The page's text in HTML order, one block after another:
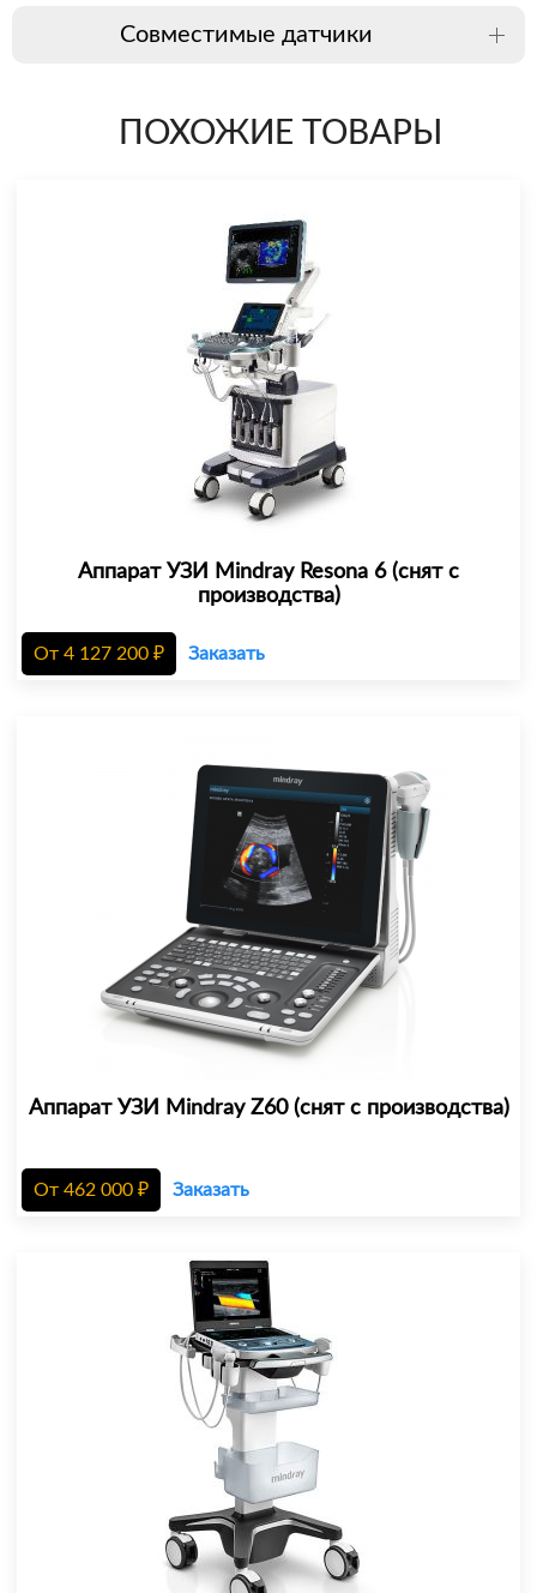
Совместимые датчики
ПОХОЖИЕ ТОВАРЫ
Аппарат УЗИ Mindray Resona 6 (снят с
производства)
От 4 127 200 ₽ Заказать
Аппарат УЗИ Mindray Z60 (снят с производства)
От 462 000 ₽ Заказать